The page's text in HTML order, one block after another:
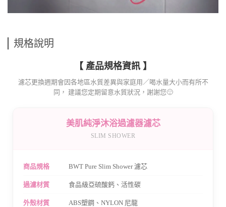
規格說明
【 產品規格資訊 】
濾芯更換週期會因各地區水質差異與家庭用／喝水量大小而有所不
同， 建議您定期留意水質狀況，謝謝您🙂
美肌純淨沐浴過濾器濾芯
SLIM SHOWER
商品規格 BWT Pure Slim Shower 濾芯
過濾材質 食品級亞硫酸鈣、活性碳
外殼材質 ABS塑鋼、NYLON 尼龍